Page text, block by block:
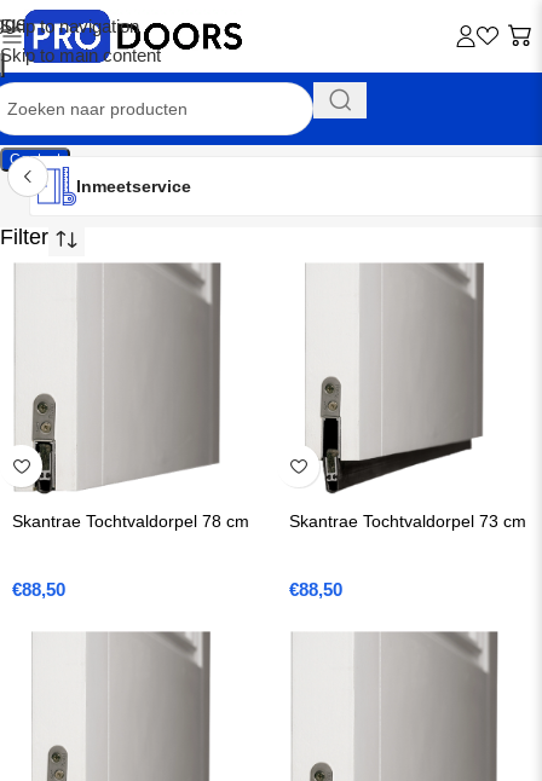
Skip to navigation
Skip to main content
Contact
Inmeetservice
Montageservice
Advies op maat
Showroom
Inmeetservice
Geen zoekresultaten.
Skantrae Tochtvaldorpel 78 cm
€88,50
Skantrae Tochtvaldorpel 73 cm
€88,50